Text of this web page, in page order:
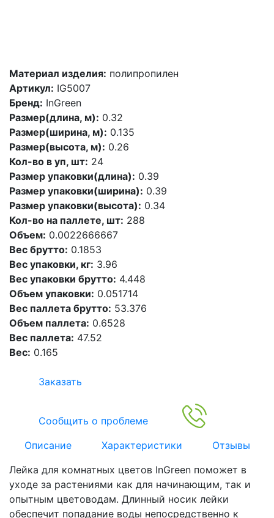
Материал изделия: полипропилен
Артикул: IG5007
Бренд: InGreen
Размер(длина, м): 0.32
Размер(ширина, м): 0.135
Размер(высота, м): 0.26
Кол-во в уп, шт: 24
Размер упаковки(длина): 0.39
Размер упаковки(ширина): 0.39
Размер упаковки(высота): 0.34
Кол-во на паллете, шт: 288
Объем: 0.0022666667
Вес брутто: 0.1853
Вес упаковки, кг: 3.96
Вес упаковки брутто: 4.448
Объем упаковки: 0.051714
Вес паллета брутто: 53.376
Объем паллета: 0.6528
Вес паллета: 47.52
Вес: 0.165
Заказать
Сообщить о проблеме
Описание
Характеристики
Отзывы
Лейка для комнатных цветов InGreen поможет в
уходе за растениями как для начинающим, так и
опытным цветоводам. Длинный носик лейки
обеспечит попадание воды непосредственно к